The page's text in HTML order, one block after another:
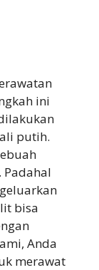
ini
putih.
Padahal
bisa
Anda
merawat